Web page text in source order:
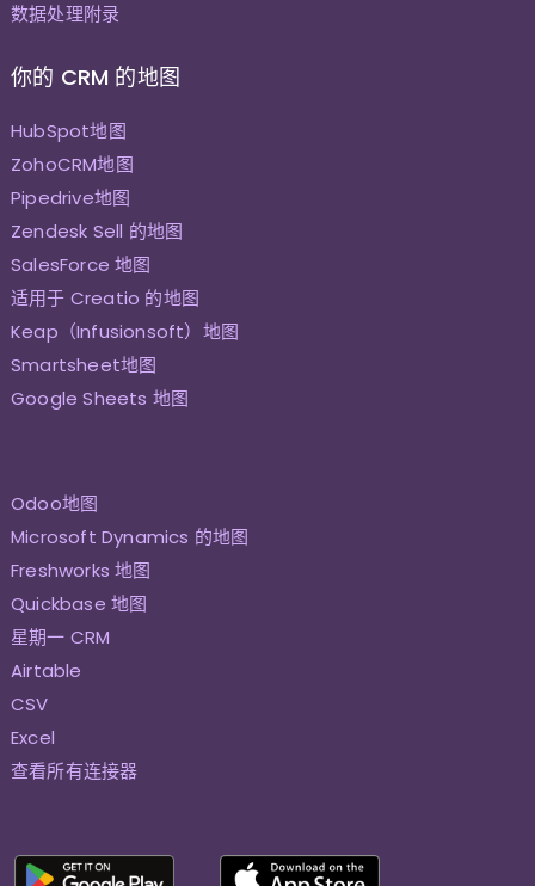
数据处理附录
你的 CRM 的地图
HubSpot地图
ZohoCRM地图
Pipedrive地图
Zendesk Sell 的地图
SalesForce 地图
适用于 Creatio 的地图
Keap（Infusionsoft）地图
Smartsheet地图
Google Sheets 地图
Odoo地图
Microsoft Dynamics 的地图
Freshworks 地图
Quickbase 地图
星期一 CRM
Airtable
CSV
Excel
查看所有连接器